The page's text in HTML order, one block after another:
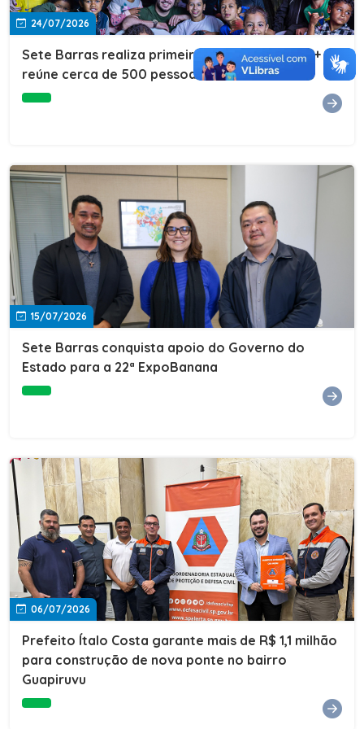
24/07/2026
Sete Barras realiza primeira edição do Cuidar+ e
reúne cerca de 500 pessoas na Vila São João
15/07/2026
Sete Barras conquista apoio do Governo do
Estado para a 22ª ExpoBanana
06/07/2026
Prefeito Ítalo Costa garante mais de R$ 1,1 milhão
para construção de nova ponte no bairro
Guapiruvu